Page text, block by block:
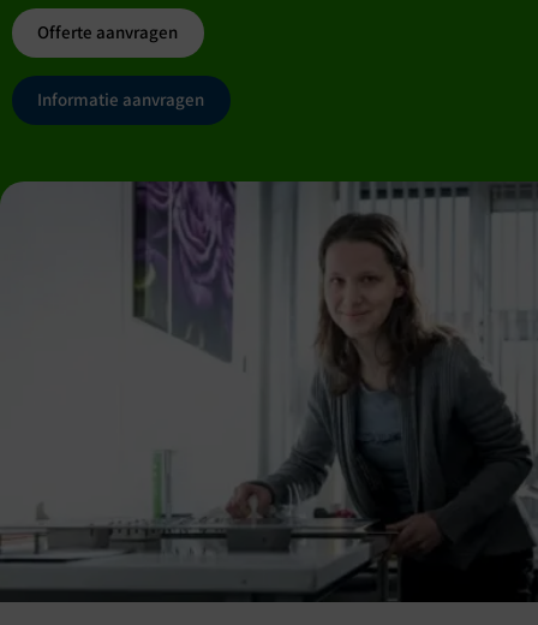
Offerte aanvragen
Informatie aanvragen